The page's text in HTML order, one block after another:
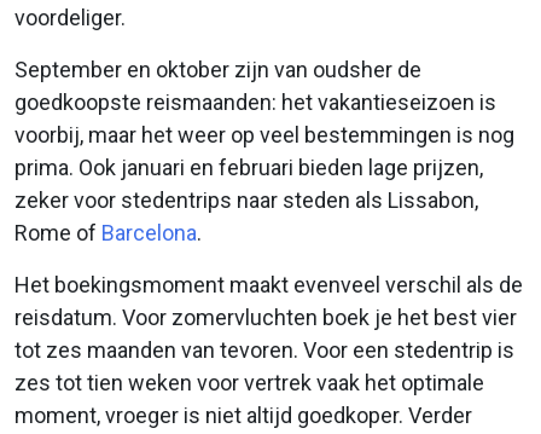
voordeliger.
September en oktober zijn van oudsher de
goedkoopste reismaanden: het vakantieseizoen is
voorbij, maar het weer op veel bestemmingen is nog
prima. Ook januari en februari bieden lage prijzen,
zeker voor stedentrips naar steden als Lissabon,
Rome of Barcelona.
Het boekingsmoment maakt evenveel verschil als de
reisdatum. Voor zomervluchten boek je het best vier
tot zes maanden van tevoren. Voor een stedentrip is
zes tot tien weken voor vertrek vaak het optimale
moment, vroeger is niet altijd goedkoper. Verder